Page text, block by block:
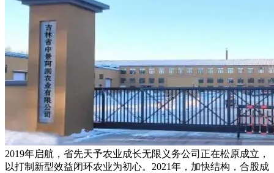
2019年启航，省先天予农业成长无限义务公司正在松原成立，
以打制新型效益闭环农业为初心。2021年，加快结构，合股成